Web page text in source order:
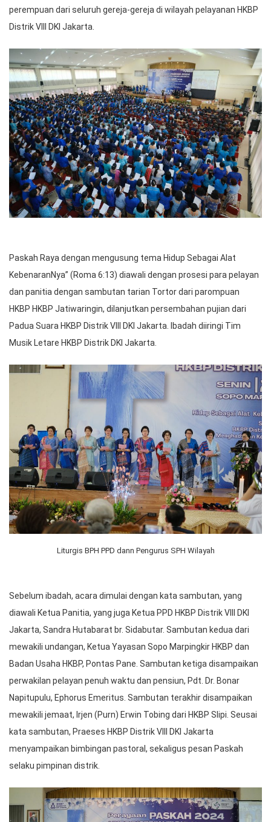
perempuan dari seluruh gereja-gereja di wilayah pelayanan HKBP
Distrik VIII DKI Jakarta.
Paskah Raya dengan mengusung tema Hidup Sebagai Alat
KebenaranNya” (Roma 6:13) diawali dengan prosesi para pelayan
dan panitia dengan sambutan tarian Tortor dari parompuan
HKBP HKBP Jatiwaringin, dilanjutkan persembahan pujian dari
Padua Suara HKBP Distrik VIII DKI Jakarta. Ibadah diiringi Tim
Musik Letare HKBP Distrik DKI Jakarta.
Liturgis BPH PPD dann Pengurus SPH Wilayah
Sebelum ibadah, acara dimulai dengan kata sambutan, yang
diawali Ketua Panitia, yang juga Ketua PPD HKBP Distrik VIII DKI
Jakarta, Sandra Hutabarat br. Sidabutar. Sambutan kedua dari
mewakili undangan, Ketua Yayasan Sopo Marpingkir HKBP dan
Badan Usaha HKBP, Pontas Pane. Sambutan ketiga disampaikan
perwakilan pelayan penuh waktu dan pensiun, Pdt. Dr. Bonar
Napitupulu, Ephorus Emeritus. Sambutan terakhir disampaikan
mewakili jemaat, Irjen (Purn) Erwin Tobing dari HKBP Slipi. Seusai
kata sambutan, Praeses HKBP Distrik VIII DKI Jakarta
menyampaikan bimbingan pastoral, sekaligus pesan Paskah
selaku pimpinan distrik.